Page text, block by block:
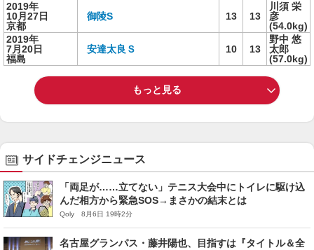
2019年
10月27日
京都
御陵S 13 13
川須 栄
彦
(54.0kg)
2019年
7月20日
福島
安達太良Ｓ 10 13
野中 悠
太郎
(57.0kg)
もっと見る
サイドチェンジニュース
「両足が……立てない」テニス大会中にトイレに駆け込
んだ相方から緊急SOS→まさかの結末とは
Qoly 8月6日 19時2分
名古屋グランパス・藤井陽也、目指すは『タイトル＆全